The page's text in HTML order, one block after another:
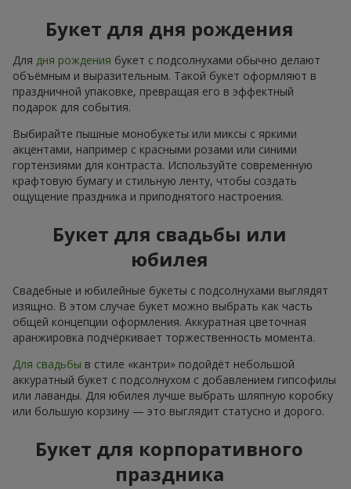
Букет для дня рождения
Для дня рождения букет с подсолнухами обычно делают
объёмным и выразительным. Такой букет оформляют в
праздничной упаковке, превращая его в эффектный
подарок для события.
Выбирайте пышные монобукеты или миксы с яркими
акцентами, например с красными розами или синими
гортензиями для контраста. Используйте современную
крафтовую бумагу и стильную ленту, чтобы создать
ощущение праздника и приподнятого настроения.
Букет для свадьбы или
юбилея
Свадебные и юбилейные букеты с подсолнухами выглядят
изящно. В этом случае букет можно выбрать как часть
общей концепции оформления. Аккуратная цветочная
аранжировка подчёркивает торжественность момента.
Для свадьбы в стиле «кантри» подойдёт небольшой
аккуратный букет с подсолнухом с добавлением гипсофилы
или лаванды. Для юбилея лучше выбрать шляпную коробку
или большую корзину — это выглядит статусно и дорого.
Букет для корпоративного
праздника